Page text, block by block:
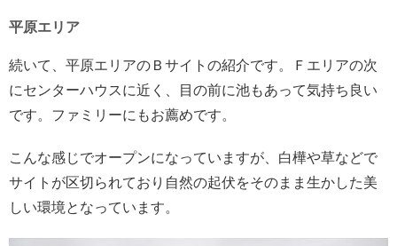
平原エリア
続いて、平原エリアのＢサイトの紹介です。Ｆエリアの次
にセンターハウスに近く、目の前に池もあって気持ち良い
です。ファミリーにもお薦めです。
こんな感じでオープンになっていますが、白樺や草などで
サイトが区切られており自然の起伏をそのまま生かした美
しい環境となっています。